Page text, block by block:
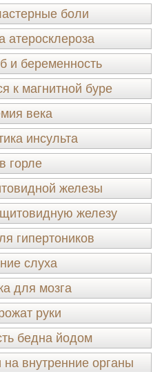
боли
атеросклероза
и беременность
к магнитной буре
века
инсульта
горле
железы
железу
гипертоников
слуха
для мозга
руки
бедна йодом
внутренние органы